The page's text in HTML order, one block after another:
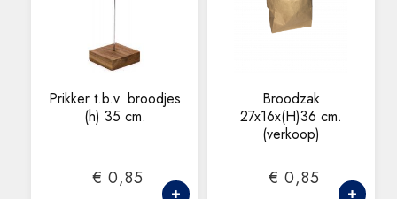
Prikker t.b.v. broodjes
(h) 35 cm.
€ 0,85
Broodzak
27x16x(H)36 cm.
(verkoop)
€ 0,85